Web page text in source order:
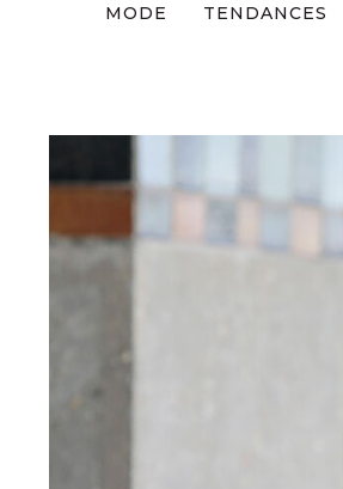
MODE TENDANCES